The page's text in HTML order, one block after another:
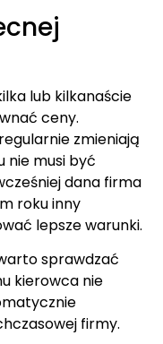
lub kilkanaście
ceny.
zmieniają
nie musi być
dana firma
roku inny
lepsze warunki.
sprawdzać
kierowca nie
firmy.